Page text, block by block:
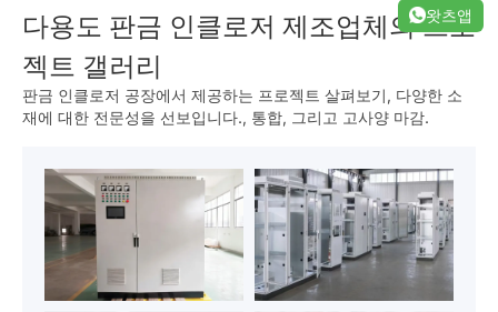
다용도 판금 인클로저 제조업체의 프로
젝트 갤러리
판금 인클로저 공장에서 제공하는 프로젝트 살펴보기, 다양한 소
재에 대한 전문성을 선보입니다., 통합, 그리고 고사양 마감.
왓츠앱